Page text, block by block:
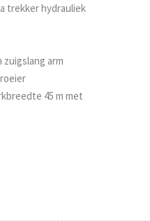
trekker hydrauliek
zuigslang arm
45 m met